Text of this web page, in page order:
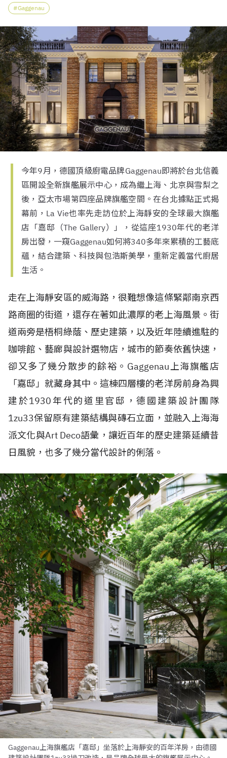
Gaggenau
今年9月，德國頂級廚電品牌Gaggenau即將於台北信義
區開設全新旗艦展示中心，成為繼上海、北京與雪梨之
後，亞太市場第四座品牌旗艦空間。在台北據點正式揭
幕前，La Vie也率先走訪位於上海靜安的全球最大旗艦
店「嘉邸（The Gallery）」，從這座1930年代的老洋
房出發，一窺Gaggenau如何將340多年來累積的工藝底
蘊，結合建築、科技與包浩斯美學，重新定義當代廚居
生活。
走在上海靜安區的威海路，很難想像這條緊鄰南京西
路商圈的街道，還存在著如此濃厚的老上海風景。街
道兩旁是梧桐綠蔭、歷史建築，以及近年陸續進駐的
咖啡館、藝廊與設計選物店，城市的節奏依舊快速，
卻又多了幾分散步的餘裕。Gaggenau上海旗艦店
「嘉邸」就藏身其中。這棟四層樓的老洋房前身為興
建於1930年代的道里官邸，德國建築設計團隊
1zu33保留原有建築結構與磚石立面，並融入上海海
派文化與Art Deco語彙，讓近百年的歷史建築延續昔
日風貌，也多了幾分當代設計的俐落。
Gaggenau上海旗艦店「嘉邸」坐落於上海靜安的百年洋房，由德國